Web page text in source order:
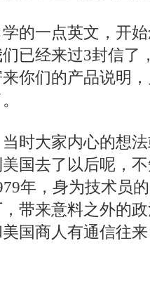
的一点英文，开
已经来过3封信了
你们的产品说明
时大家内心的想
国去了以后呢，
年，身为技术员
带来意料之外的
国商人有通信往